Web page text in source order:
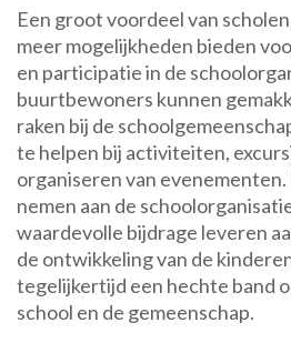
Een groot voordeel van
meer mogelijkheden bieden
en participatie in de
buurtbewoners kunnen
raken bij de
te helpen bij activiteiten,
organiseren van
nemen aan de
waardevolle bijdrage leveren
de ontwikkeling van de
tegelijkertijd een hechte band
school en de gemeenschap.